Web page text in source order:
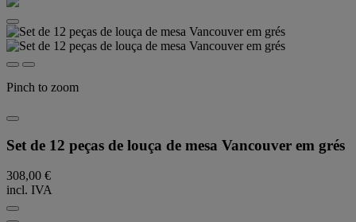
Pinch to zoom
Set de 12 peças de louça de mesa Vancouver em grés
308,00 €
incl. IVA